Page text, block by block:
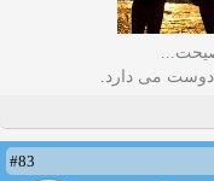
دوست می دارد.
#83